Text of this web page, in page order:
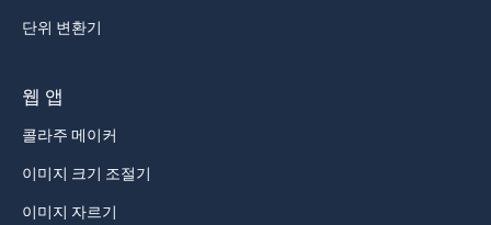
단위 변환기
웹 앱
콜라주 메이커
이미지 크기 조절기
이미지 자르기